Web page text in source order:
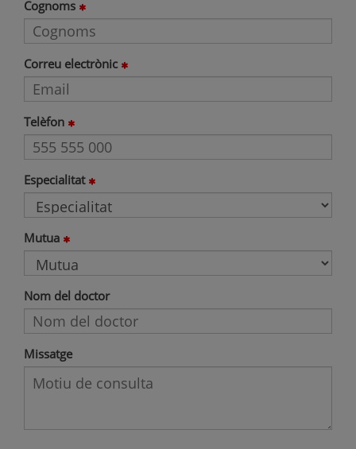
Cognoms
Correu electrònic
Telèfon
Especialitat
Mutua
Nom del doctor
Missatge